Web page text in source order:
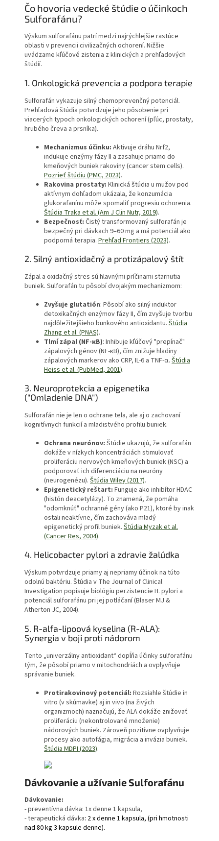
Čo hovoria vedecké štúdie o účinkoch
Sulforafánu?
Výskum sulforafánu patrí medzi najrýchlejšie rastúce
oblasti v prevencii civilizačných ochorení. Nižšie
uvádzame kľúčové zistenia z klinických a prehľadových
štúdií.
1. Onkologická prevencia a podpora terapie
Sulforafán vykazuje silný chemoprevenčný potenciál.
Prehľadová štúdia potvrdzuje jeho pôsobenie pri
viacerých typoch onkologických ochorení (pľúc, prostaty,
hrubého čreva a prsníka).
Mechanizmus účinku: Aktivuje dráhu Nrf2,
indukuje enzýmy fázy II a zasahuje priamo do
kmeňových buniek rakoviny (cancer stem cells).
Pozrieť štúdiu (PMC, 2023).
Rakovina prostaty: Klinická štúdia u mužov pod
aktívnym dohľadom ukázala, že konzumácia
glukorafanínu môže spomaliť progresiu ochorenia.
Štúdia Traka et al. (Am J Clin Nutr, 2019).
Bezpečnosť: Čistý transformovaný sulforafán je
bezpečný pri dávkach 9–60 mg a má potenciál ako
podporná terapia. Prehľad Frontiers (2023).
2. Silný antioxidačný a protizápalový štít
Zápal a oxidačný stres sú hlavnými príčinami starnutia
buniek. Sulforafán tu pôsobí dvojakým mechanizmom:
Zvyšuje glutatión: Pôsobí ako silný induktor
detoxikačných enzýmov fázy II, čím zvyšuje tvorbu
najdôležitejšieho bunkového antioxidantu. Štúdia
Zhang et al. (PNAS).
Tlmí zápal (NF-κB): Inhibuje kľúčový "prepínač"
zápalových génov (NF-κB), čím znižuje hladiny
zápalových markerov ako CRP, IL-6 a TNF-α. Štúdia
Heiss et al. (PubMed, 2001).
3. Neuroprotekcia a epigenetika
("Omladenie DNA")
Sulforafán nie je len o ochrane tela, ale aj o zachovaní
kognitívnych funkcií a mladistvého profilu buniek.
Ochrana neurónov: Štúdie ukazujú, že sulforafán
dokáže v nízkych koncentráciách stimulovať
proliferáciu nervových kmeňových buniek (NSC) a
podporovať ich diferenciáciu na neuróny
(neurogenézu). Štúdia Wiley (2017).
Epigenetický reštart: Funguje ako inhibítor HDAC
(histón deacetylázy). To znamená, že pomáha
"odomknúť" ochranné gény (ako P21), ktoré by inak
ostali neaktívne, čím zachováva mladý
epigenetický profil buniek. Štúdia Myzak et al.
(Cancer Res, 2004).
4. Helicobacter pylori a zdravie žalúdka
Výskum potvrdzuje priamy aj nepriamy účinok na túto
odolnú baktériu. Štúdia v The Journal of Clinical
Investigation popisuje biológiu perzistencie H. pylori a
potenciál sulforafánu pri jej potláčaní (Blaser MJ &
Atherton JC, 2004).
5. R-alfa-lipoová kyselina (R-ALA):
Synergia v boji proti nádorom
Tento „univerzálny antioxidant“ dopĺňa účinky sulforafánu
tým, že pôsobí priamo v mitochondriách a ovplyvňuje
správanie buniek.
Protirakovinový potenciál: Rozsiahle štúdie in
vitro (v skúmavke) aj in vivo (na živých
organizmoch) naznačujú, že ALA dokáže znižovať
proliferáciu (nekontrolované množenie)
nádorových buniek. Zároveň pozitívne ovplyvňuje
procesy ako autofágia, migrácia a invázia buniek.
Štúdia MDPI (2023).
Dávkovanie a užívanie Sulforafánu
Dávkovanie:
- preventívna dávka: 1x denne 1 kapsula,
- terapeutická dávka: 2 x denne 1 kapsula, (pri hmotnosti
nad 80 kg 3 kapsule denne).